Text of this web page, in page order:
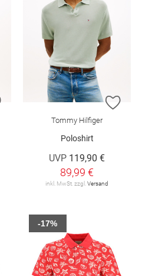
ZUR WUNSCHLISTE HINZUFÜGEN
ZUR
Tommy Hilfiger
Poloshirt
UVP 119,90 €
89,99 €
inkl. MwSt. zzgl.Versand
-17%